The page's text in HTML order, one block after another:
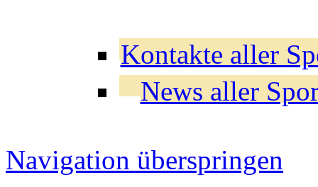
Kontakte aller
News aller
Navigation überspringen